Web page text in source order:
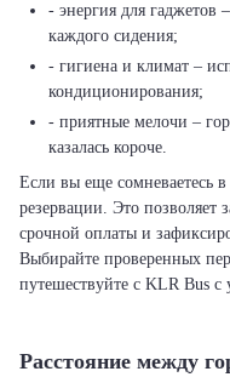
- энергия для гаджетов
каждого сидения;
- гигиена и климат –
кондиционирования;
- приятные мелочи –
казалась короче.
Если вы еще сомневаетесь
резервации. Это позволяет
срочной оплаты и
Выбирайте проверенных
путешествуйте с KLR Bus с
Расстояние между